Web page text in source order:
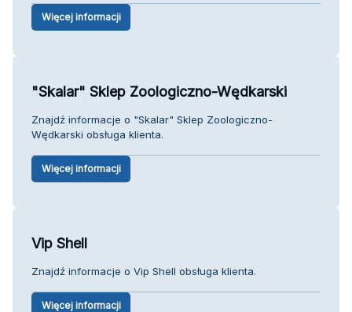
Więcej informacji
"Skalar" Sklep Zoologiczno-Wędkarski
Znajdź informacje o "Skalar" Sklep Zoologiczno-
Wędkarski obsługa klienta.
Więcej informacji
Vip Shell
Znajdź informacje o Vip Shell obsługa klienta.
Więcej informacji